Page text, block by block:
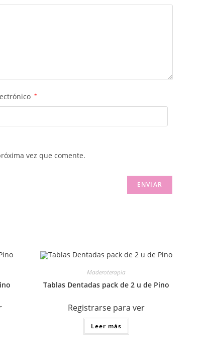
*
vez que comente.
Maderoterapia
Tablas Dentadas pack de 2 u de Pino
Registrarse para ver
Leer más